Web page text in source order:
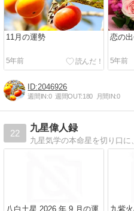
11月の運勢
5年前
恋の
5年前
2046926
週間IN:0 週間OUT:180 月間IN:0
22
九星偉人録
八白土星 2026 年 9 月の運 九紫